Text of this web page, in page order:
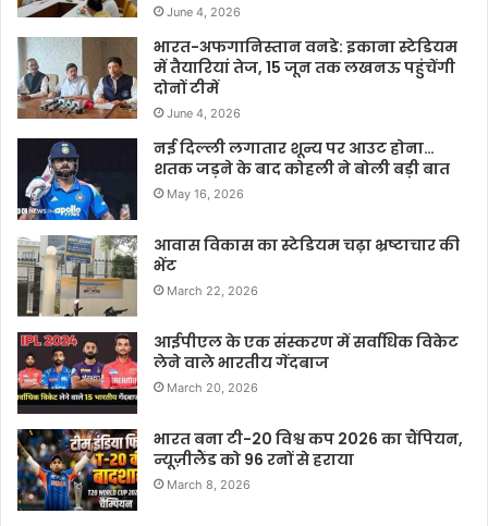
June 4, 2026
भारत-अफगानिस्तान वनडे: इकाना स्टेडियम
में तैयारियां तेज, 15 जून तक लखनऊ पहुंचेंगी
दोनों टीमें
June 4, 2026
नई दिल्ली लगातार शून्य पर आउट होना…
शतक जड़ने के बाद कोहली ने बोली बड़ी बात
May 16, 2026
आवास विकास का स्टेडियम चढ़ा भ्रष्टाचार की
भेंट
March 22, 2026
आईपीएल के एक संस्करण में सर्वाधिक विकेट
लेने वाले भारतीय गेंदबाज
March 20, 2026
भारत बना टी-20 विश्व कप 2026 का चैंपियन,
न्यूज़ीलैंड को 96 रनों से हराया
March 8, 2026